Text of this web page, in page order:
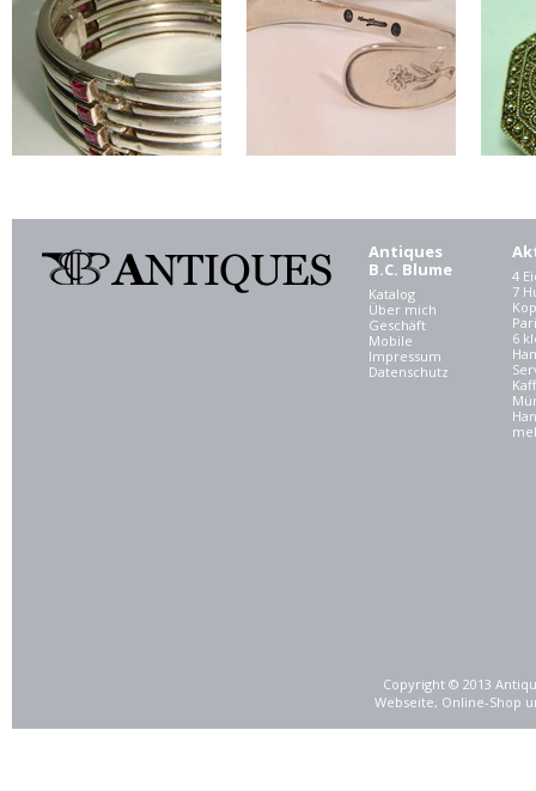
Antiques
B.C. Blume
Katalog
Über mich
Geschäft
Mobile
Impressum
Datenschutz
4
7
6
Copyright © 2013
Webseite, Online-Shop